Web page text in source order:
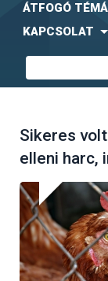
ÁTFOGÓ
KAPCSOLAT
Sikeres
elleni harc,